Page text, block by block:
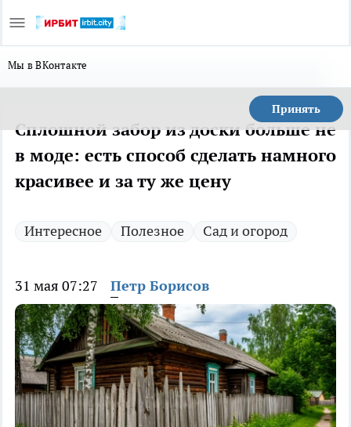
Мы в ВКонтакте
Принять
Сплошной забор из доски больше не
в моде: есть способ сделать намного
красивее и за ту же цену
Интересное Полезное Сад и огород
31 мая 07:27 Петр Борисов